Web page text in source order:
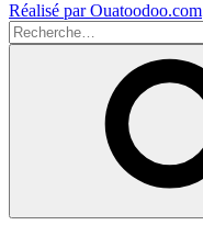
Réalisé par Ouatoodoo.com
Recherche
pour